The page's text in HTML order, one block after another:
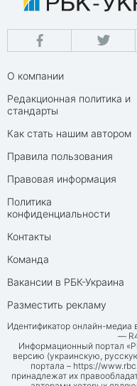
О компании
Редакционная политика и
стандарты
Как стать нашим автором
Правила пользования
Правовая информация
Политика
конфиденциальности
Контакты
Команда
Вакансии в РБК-Украина
Разместить рекламу
Идентификатор онлайн-медиа
—
Информационный портал
версию (украинскую,
портала – https://
принадлежат их